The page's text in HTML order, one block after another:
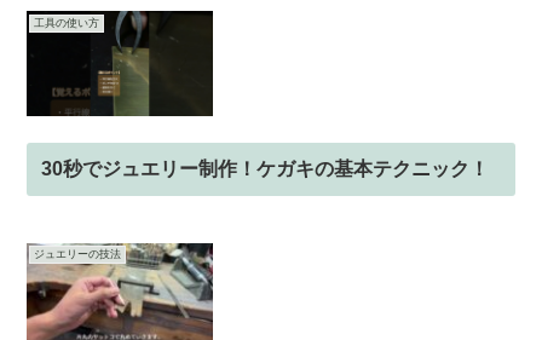
工具の使い方
30秒でジュエリー制作！ケガキの基本テクニック！
ジュエリーの技法